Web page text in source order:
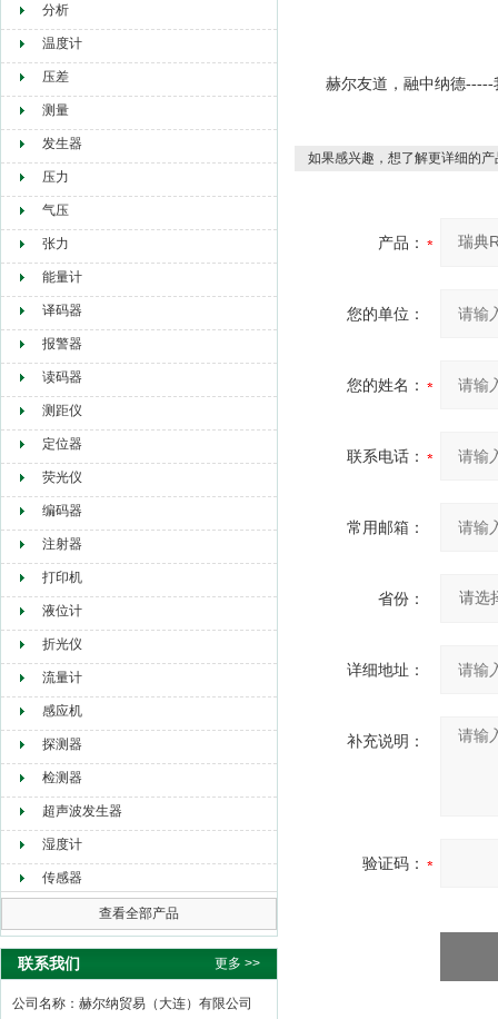
分析
温度计
压差
测量
发生器
压力
气压
张力
能量计
译码器
报警器
读码器
测距仪
定位器
荧光仪
编码器
注射器
打印机
液位计
折光仪
流量计
感应机
探测器
检测器
超声波发生器
湿度计
传感器
查看全部产品
联系我们 更多 >>
公司名称：赫尔纳贸易（大连）有限公司
赫尔友道，融中纳德-----
如果感兴趣，想了解更详细的
产品：
您的单位：
您的姓名：
联系电话：
常用邮箱：
省份：
详细地址：
补充说明：
验证码：